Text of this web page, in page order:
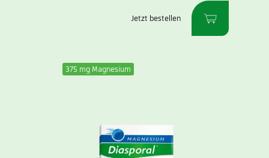
Jetzt bestellen
375 mg Magnesium